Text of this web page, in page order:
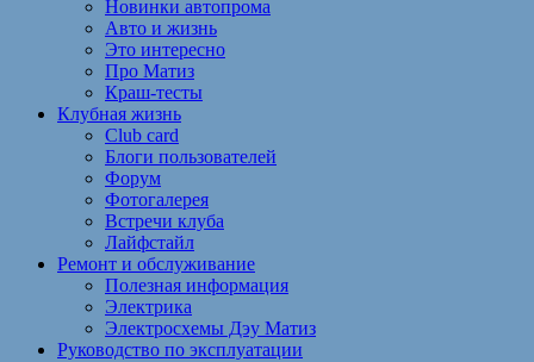
Новинки автопрома
Авто и жизнь
Это интересно
Про Матиз
Краш-тесты
Клубная жизнь
Club card
Блоги пользователей
Форум
Фотогалерея
Встречи клуба
Лайфстайл
Ремонт и обслуживание
Полезная информация
Электрика
Электросхемы Дэу Матиз
Руководство по эксплуатации